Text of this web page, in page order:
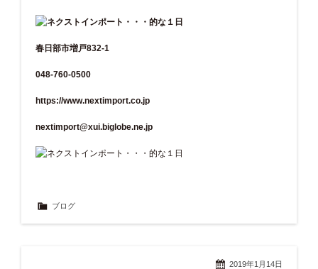
春日部市増戸832-1
048-760-0500
https://www.nextimport.co.jp
nextimport@xui.biglobe.ne.jp
ブログ
2019年1月14日